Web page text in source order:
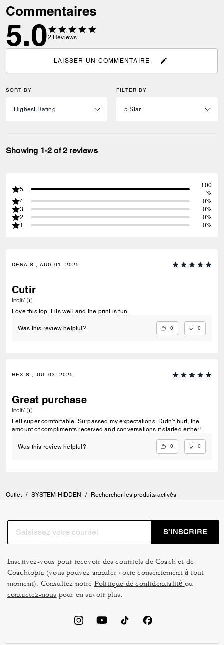
Commentaires
5.02 Reviews
LAISSER UN COMMENTAIRE
SORT BY FILTER BY
Showing 1-2 of 2 reviews
5
100
%
4
0%
3
0%
2
0%
1
0%
DENA S., AUG 01, 2025
Cutir
Incité
Love this top. Fits well and the print is fun.
Was this review helpful? 0 0
REX S., JUL 03, 2025
Great purchase
Incité
Felt super comfortable. Surpassed my expectations. Didn’t hurt, the
amount of compliments received and conversations it started either!
Was this review helpful? 0 0
Outlet / SYSTEM-HIDDEN / Rechercher les produits activés
S’INSCRIRE
Inscrivez-vous pour recevoir des courriels de Coach et de
Coachtopia (vous pouvez annuler votre consentement à tout
moment). Consultez notre Politique de confidentialité ou
contactez-nous pour en savoir plus.